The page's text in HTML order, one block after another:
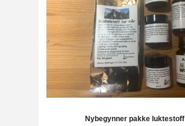
Nybegynner pakke luktestoff